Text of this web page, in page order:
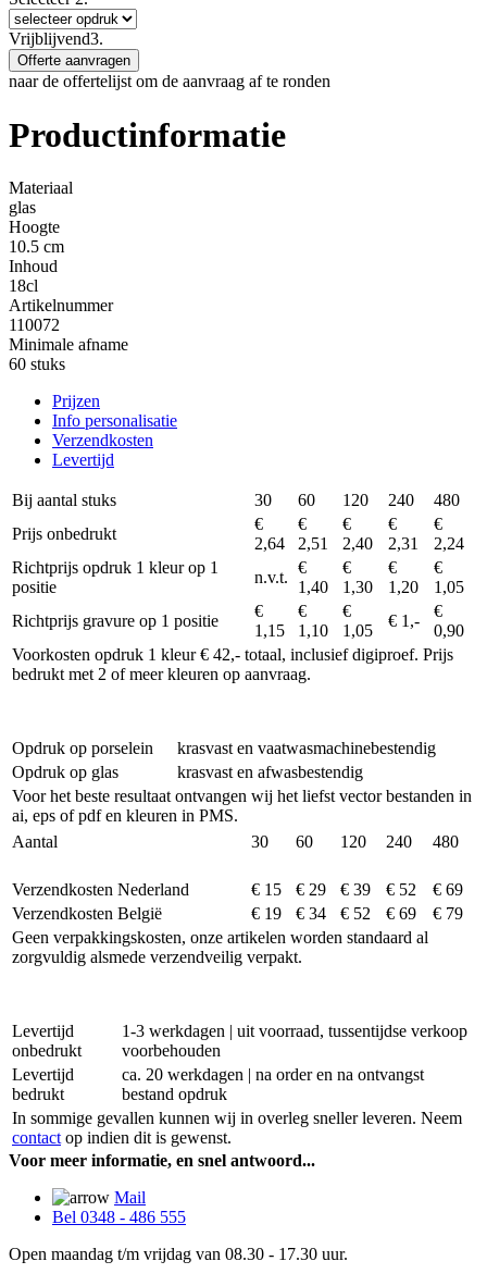
Vrijblijvend3.
Offerte aanvragen
naar de offertelijst om de aanvraag af te ronden
Productinformatie
Materiaal
glas
Hoogte
10.5 cm
Inhoud
18cl
Artikelnummer
110072
Minimale afname
60 stuks
Prijzen
Info personalisatie
Verzendkosten
Levertijd
Bij aantal stuks 30 60 120 240
480
Prijs onbedrukt
€
2,64
€
2,51
€
2,40
€
2,31
€
2,24
Richtprijs opdruk 1 kleur op 1
positie
n.v.t.
€
1,40
€
1,30
€
1,20
€
1,05
Richtprijs gravure op 1 positie
€
1,15
€
1,10
€
1,05
€ 1,-
€
0,90
Voorkosten opdruk 1 kleur € 42,- totaal, inclusief digiproef. Prijs
bedrukt met 2 of meer kleuren op aanvraag.
Opdruk op porselein
krasvast en vaatwasmachinebestendig
Opdruk op glas
krasvast en afwasbestendig
Voor het beste resultaat ontvangen wij het liefst vector bestanden in
ai, eps of pdf en kleuren in PMS.
Aantal
30 60 120 240 480
Verzendkosten Nederland € 15 € 29 € 39 € 52
€ 69
Verzendkosten België
€ 19 € 34 € 52 € 69
€ 79
Geen verpakkingskosten, onze artikelen worden standaard al
zorgvuldig alsmede verzendveilig verpakt.
Levertijd
onbedrukt
1-3 werkdagen | uit voorraad, tussentijdse verkoop
voorbehouden
Levertijd
bedrukt
ca. 20 werkdagen | na order en na ontvangst
bestand opdruk
In sommige gevallen kunnen wij in overleg sneller leveren. Neem
contact op indien dit is gewenst.
Voor meer informatie, en snel antwoord...
Mail
Bel 0348 - 486 555
Open maandag t/m vrijdag van 08.30 - 17.30 uur.